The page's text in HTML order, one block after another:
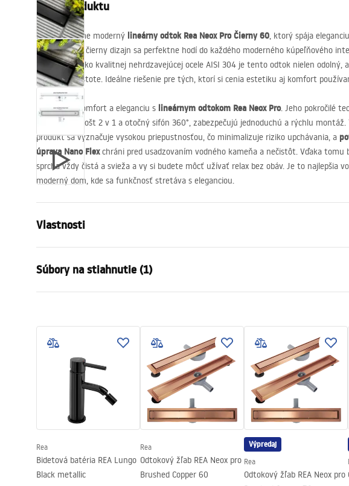
Popis produktu
Predstavujeme moderný lineárny odtok Rea Neox Pro Čierny 60, ktorý spája
Jeho štýlový, čierny dizajn sa perfektne hodí do každého moderného kúpeľňového
použitiu vysoko kvalitnej nehrdzavejúcej ocele AISI 304 je tento odtok nielen odolný,
udržiava v čistote. Ideálne riešenie pre tých, ktorí si cenia estetiku aj komfort
Doprajte si komfort a eleganciu s lineárnym odtokom Rea Neox Pro. Jeho pokročilé
obojstranný rošt 2 v 1 a otočný sifón 360°, zabezpečujú jednoduchú a rýchlu montáž.
produkt sa vyznačuje vysokou priepustnosťou, čo minimalizuje riziko upchávania, a
úprava Nano Flexchráni pred usadzovaním vodného kameňa a nečistôt. Vďaka tomu
sprcha vždy čistá a svieža a vy si budete môcť užívať relax bez obáv. Je to najlepšia
moderný dom, kde sa funkčnosť stretáva s eleganciou.
Vlastnosti
Typ sifónu
Długość odpływu (cm)
60
jednostranný na nalepenie plechu
Przepustowość
0,45 l/s
Nano Flex
120 mesiacov na oceľovú
mesiacov na ostatné prvky
Súbory na stiahnutie (1)
LINEAR-3.pdf
Rea
Bidetová batéria REA Lungo
Black metallic
Rea
Odtokový žľab REA Neox pro
Brushed Copper 60
Výpredaj
Rea
Odtokový žľab REA Neox pro